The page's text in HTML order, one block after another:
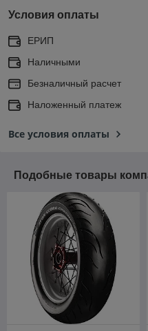
Условия оплаты
ЕРИП
Наличными
Безналичный расчет
Наложенный платеж
Все условия оплаты
Подобные товары